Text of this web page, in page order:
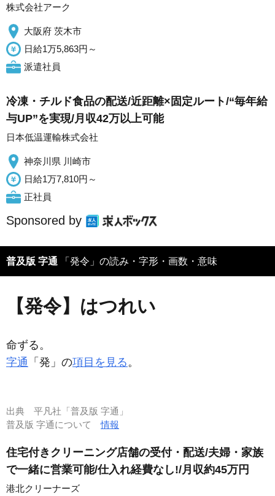
株式会社アーク
大阪府 茨木市
日給1万5,863円～
派遣社員
冷凍・チルド食品の配送/近距離×固定ルート/“毎年給
与UP”を実現/月収42万以上可能
日本低温運輸株式会社
神奈川県 川崎市
日給1万7,810円～
正社員
Sponsored by
普及版 字通 「発令」の読み・字形・画数・意味
【発令】はつれい
命ずる。
字通 「発」の項目を見る。
出典 平凡社「普及版 字通」
普及版 字通について情報
住宅付きクリーニング店舗の受付・配送/夫婦・家族
で一緒に営業可能/仕入れ経費なし!/月収約45万円
港北クリーナーズ